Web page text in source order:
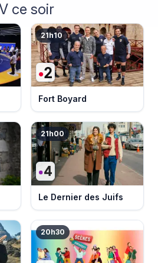
ce soir
21h10
Fort Boyard
21h00
Le Dernier des Juifs
20h30